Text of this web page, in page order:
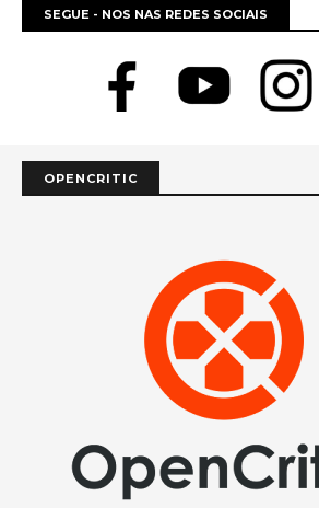
SEGUE - NOS NAS REDES SOCIAIS
OPENCRITIC